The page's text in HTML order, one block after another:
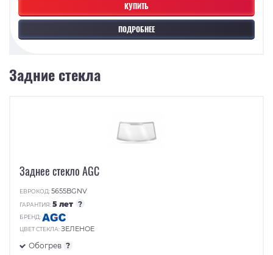
КУПИТЬ
ПОДРОБНЕЕ
Задние стекла
Заднее стекло AGC
ЕВРОКОД:5655BGNV
ГАРАНТИЯ:5 лет ?
БРЕНД:
ЦВЕТ СТЕКЛА:ЗЕЛЕНОЕ
Обогрев ?